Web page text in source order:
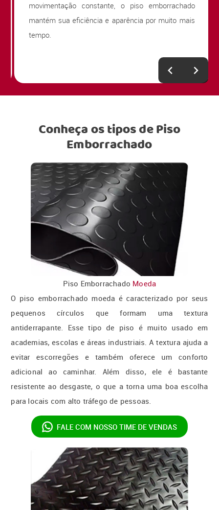
movimentação constante, o piso emborrachado
mantém sua eficiência e aparência por muito mais
tempo.
Conheça os tipos de Piso
Emborrachado
Piso Emborrachado Moeda
O piso emborrachado moeda é caracterizado por seus
pequenos círculos que formam uma textura
antiderrapante. Esse tipo de piso é muito usado em
academias, escolas e áreas industriais. A textura ajuda a
evitar escorregões e também oferece um conforto
adicional ao caminhar. Além disso, ele é bastante
resistente ao desgaste, o que a torna uma boa escolha
para locais com alto tráfego de pessoas.
FALE COM NOSSO TIME DE VENDAS